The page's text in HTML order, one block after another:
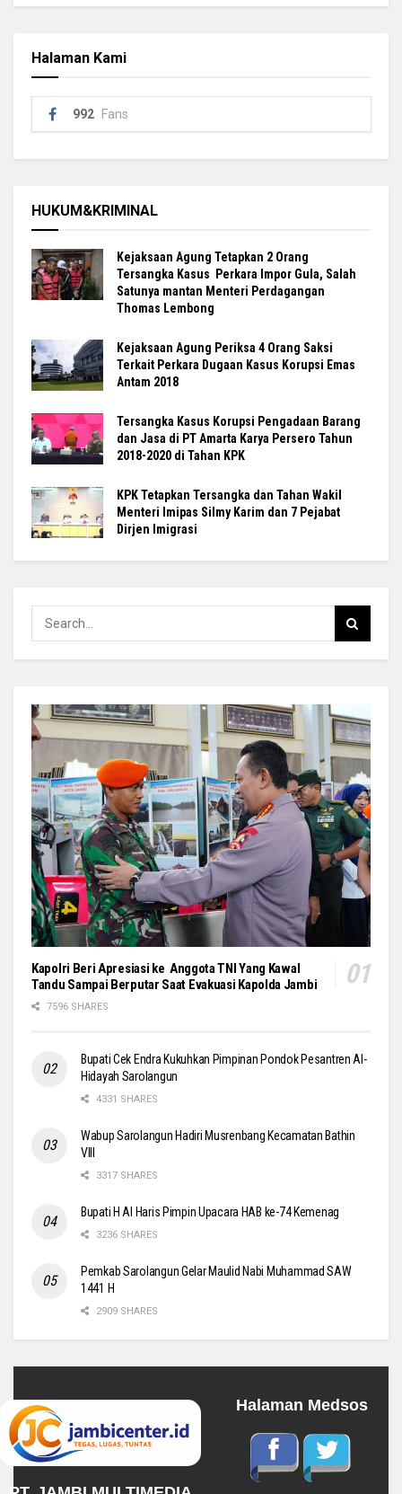
Halaman Kami
992 Fans
HUKUM&KRIMINAL
Kejaksaan Agung Tetapkan 2 Orang
Tersangka Kasus Perkara Impor Gula, Salah
Satunya mantan Menteri Perdagangan
Thomas Lembong
Kejaksaan Agung Periksa 4 Orang Saksi
Terkait Perkara Dugaan Kasus Korupsi Emas
Antam 2018
Tersangka Kasus Korupsi Pengadaan Barang
dan Jasa di PT Amarta Karya Persero Tahun
2018-2020 di Tahan KPK
KPK Tetapkan Tersangka dan Tahan Wakil
Menteri Imipas Silmy Karim dan 7 Pejabat
Dirjen Imigrasi
Kapolri Beri Apresiasi ke Anggota TNI Yang Kawal
Tandu Sampai Berputar Saat Evakuasi Kapolda Jambi
7596 SHARES
Bupati Cek Endra Kukuhkan Pimpinan Pondok Pesantren Al-
Hidayah Sarolangun
4331 SHARES
Wabup Sarolangun Hadiri Musrenbang Kecamatan Bathin
VIII
3317 SHARES
Bupati H Al Haris Pimpin Upacara HAB ke-74 Kemenag
3236 SHARES
Pemkab Sarolangun Gelar Maulid Nabi Muhammad SAW
1441 H
2909 SHARES
Halaman Medsos